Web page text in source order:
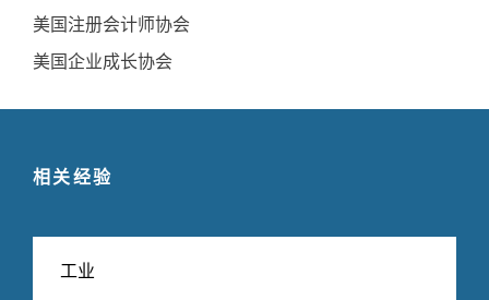
美国注册会计师协会
美国企业成长协会
相关经验
工业